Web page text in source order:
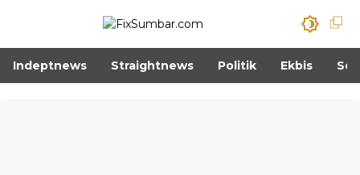
Indeptnews Straightnews Politik Ekbis